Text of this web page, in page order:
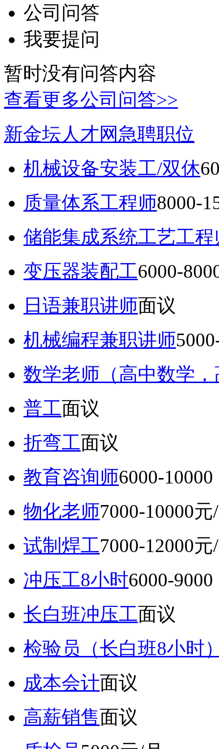
公司问答
我要提问
暂时没有问答内容
查看更多公司问答>>
新金坛人才网急聘职位
机械设备安装工/双休
质量体系工程师8000-
储能集成系统工艺工程
变压器装配工6000-
日语兼职讲师面议
机械编程兼职讲师
数学老师（高中数学
普工面议
折弯工面议
教育咨询师6000-
物化老师7000-10000元
试制焊工7000-12000元
冲压工8小时6000-
长白班冲压工面议
检验员（长白班8小时
成本会计面议
高薪销售面议